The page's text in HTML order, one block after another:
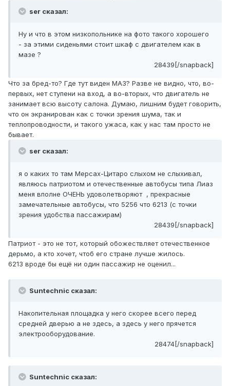
ser сказал:
Ну и что в этом низкопольнике на фото такого хорошего
- за этими сиденьями стоит шкаф с двигателем как в
мазе ?
28439[/snapback]
Что за бред-то? Где тут виден МАЗ? Разве не видно, что, во-
первых, нет ступени на вход, а во-вторых, что двигатель не
занимает всю высоту салона. Думаю, лишним будет говорить,
что он экранирован как с точки зрения шума, так и
теплопроводности, и такого ужаса, как у нас там просто не
бывает.
ser сказал:
я о каких то там Мерсах-Цитаро слыхом не слыхивал,
являюсь патриотом и отечественные автобусы типа Лиаз
меня вполне ОЧЕНЬ удоволетворяют , прекрасные
замечательные автобусы, что 5256 что 6213 (с точки
зрения удобства пассажирам)
28439[/snapback]
Патриот - это не тот, который обожествляет отечественное
дерьмо, а кто хочет, чтоб его стране лучше жилось.
6213 вроде бы ещё ни один пассажир не оценил...
Suntechnic сказал:
Накопительная площадка у него скорее всего перед
средней дверью а не здесь, а здесь у него прячется
электрооборудование.
28474[/snapback]
Suntechnic сказал: